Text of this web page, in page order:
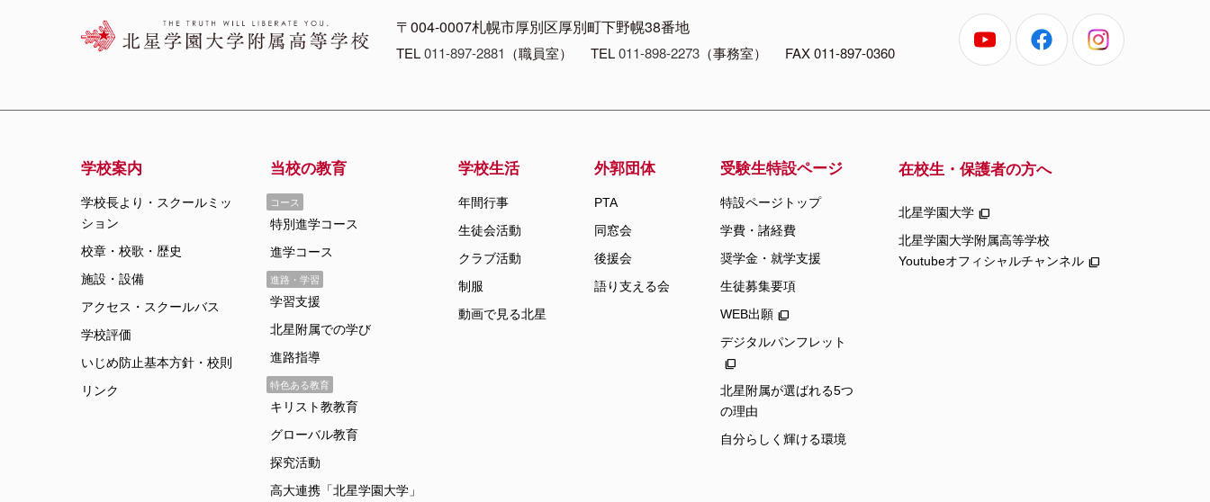
〒004-0007札幌市厚別区厚別町下野幌38番地
TEL011-897-2881 （職員室） TEL011-898-2273 （事務室） FAX 011-897-0360
学校案内
学校長より・スクールミッ
ション
校章・校歌・歴史
施設・設備
アクセス・スクールバス
学校評価
いじめ防止基本方針・校則
リンク
当校の教育
コース
特別進学コース
進学コース
進路・学習
学習支援
北星附属での学び
進路指導
特色ある教育
キリスト教教育
グローバル教育
探究活動
高大連携「北星学園大学」
学校生活
年間行事
生徒会活動
クラブ活動
制服
動画で見る北星
外郭団体
PTA
同窓会
後援会
語り支える会
受験生特設ページ
特設ページトップ
学費・諸経費
奨学金・就学支援
生徒募集要項
WEB出願
デジタルパンフレット
北星附属が選ばれる5つ
の理由
自分らしく輝ける環境
在校生・保護者の方へ
北星学園大学
北星学園大学附属高等学校
Youtubeオフィシャルチャンネル